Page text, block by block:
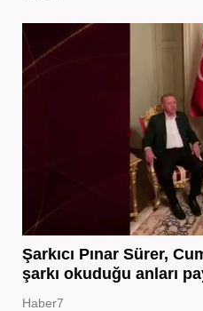
Şarkıcı Pınar Sürer,
şarkı okuduğu anları
Haber7